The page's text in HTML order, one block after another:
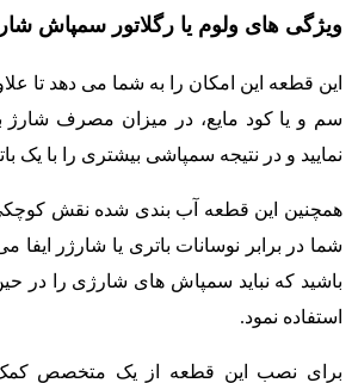
ویژگی های ولوم یا رگلاتور سمپاش
این قطعه این امکان را به شما می دهد تا
سم و یا کود مایع، در میزان مصرف
نمایید و در نتیجه سمپاشی بیشتری را با یک
همچنین این قطعه آب بندی شده نقش
شما در برابر نوسانات باتری یا شارژر ایفا
باشید که نباید سمپاش های شارژی را در
استفاده نمود.
برای نصب این قطعه از یک متخصص کمک